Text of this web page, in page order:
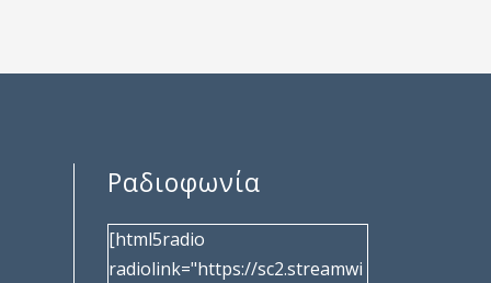
Ραδιοφωνία
[html5radio
radiolink="https://sc2.streamwi